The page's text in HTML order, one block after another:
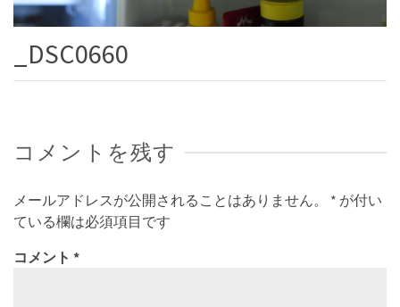
_DSC0660
コメントを残す
メールアドレスが公開されることはありません。 * が付い
ている欄は必須項目です
コメント *